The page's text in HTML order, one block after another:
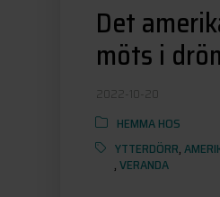
Det
möts i
2022-10-20
HEMMA HOS
YTTERDÖRR,
,VERANDA